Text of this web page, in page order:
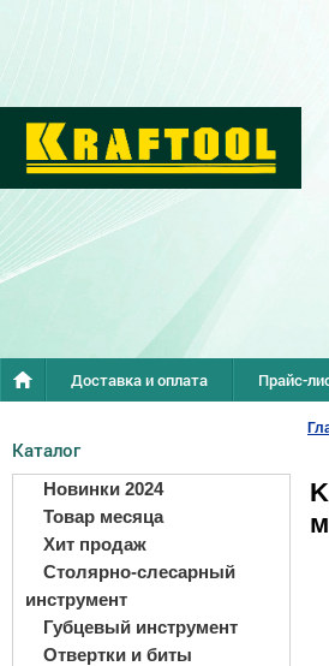
Доставка и оплата Прайс-
Каталог
Новинки 2024
Товар месяца
Хит продаж
Столярно-слесарный
инструмент
Губцевый инструмент
Отвертки и биты